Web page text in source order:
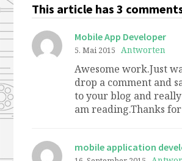
This article has 3
Mobile App Developer
5. Mai 2015 Antworten
Awesome work.Just
drop a comment and
to your blog and
am reading.Thanks
mobile application